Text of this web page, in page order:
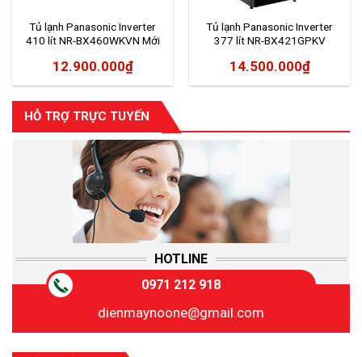
HỖ TRỢ TRỰC TUYẾN
HOTLINE
0971 212 918
dienmaynoone@gmail.com
Tủ lạnh Panasonic Inverter
410 lít NR-BX460WKVN Mới
12.900.000₫
Tủ lạnh Panasonic Inverter
377 lít NR-BX421GPKV
14.500.000₫